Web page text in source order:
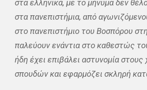
στα ελληνικά, με το μήνυμα δεν
στα πανεπιστήμια, από
στο πανεπιστήμιο του Βοσπόρου
παλεύουν ενάντια στο καθεστώς
ήδη έχει επιβάλει αστυνομία
σπουδών και εφαρμόζει σκληρή